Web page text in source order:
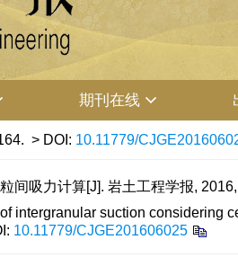
期刊在线
> DOI: 10.11779/
间吸力计算[J]. 岩土工程学报,
intergranular suction considering
10.11779/CJGE201606025